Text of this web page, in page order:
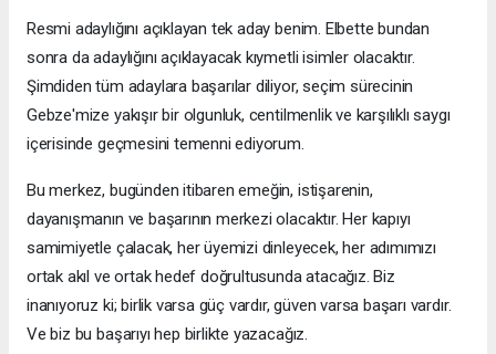
Resmi adaylığını açıklayan tek aday benim. Elbette bundan
sonra da adaylığını açıklayacak kıymetli isimler olacaktır.
Şimdiden tüm adaylara başarılar diliyor, seçim sürecinin
Gebze'mize yakışır bir olgunluk, centilmenlik ve karşılıklı saygı
içerisinde geçmesini temenni ediyorum.
Bu merkez, bugünden itibaren emeğin, istişarenin,
dayanışmanın ve başarının merkezi olacaktır. Her kapıyı
samimiyetle çalacak, her üyemizi dinleyecek, her adımımızı
ortak akıl ve ortak hedef doğrultusunda atacağız. Biz
inanıyoruz ki; birlik varsa güç vardır, güven varsa başarı vardır.
Ve biz bu başarıyı hep birlikte yazacağız.